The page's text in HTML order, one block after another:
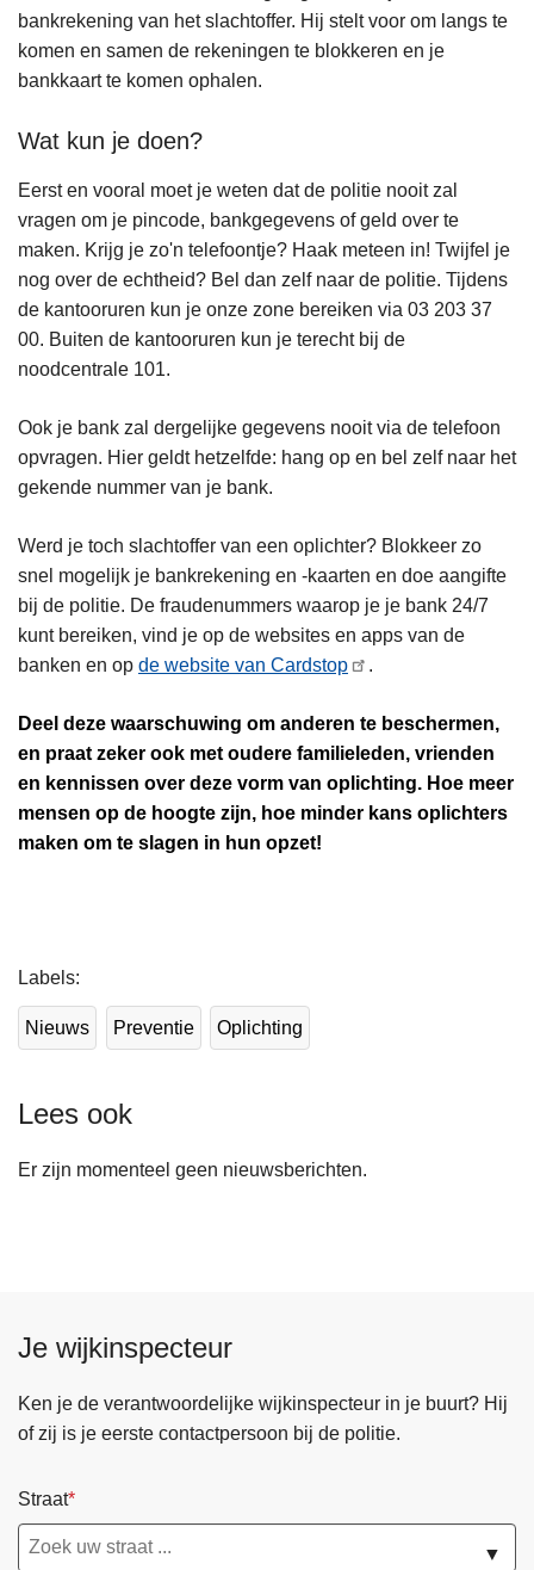
bankrekening van het slachtoffer. Hij stelt voor om langs te
komen en samen de rekeningen te blokkeren en je
bankkaart te komen ophalen.
Wat kun je doen?
Eerst en vooral moet je weten dat de politie nooit zal
vragen om je pincode, bankgegevens of geld over te
maken. Krijg je zo'n telefoontje? Haak meteen in! Twijfel je
nog over de echtheid? Bel dan zelf naar de politie. Tijdens
de kantooruren kun je onze zone bereiken via 03 203 37
00. Buiten de kantooruren kun je terecht bij de
noodcentrale 101.
Ook je bank zal dergelijke gegevens nooit via de telefoon
opvragen. Hier geldt hetzelfde: hang op en bel zelf naar het
gekende nummer van je bank.
Werd je toch slachtoffer van een oplichter? Blokkeer zo
snel mogelijk je bankrekening en -kaarten en doe aangifte
bij de politie. De fraudenummers waarop je je bank 24/7
kunt bereiken, vind je op de websites en apps van de
banken en op de website van Cardstop .
Deel deze waarschuwing om anderen te beschermen,
en praat zeker ook met oudere familieleden, vrienden
en kennissen over deze vorm van oplichting. Hoe meer
mensen op de hoogte zijn, hoe minder kans oplichters
maken om te slagen in hun opzet!
Labels
Nieuws Preventie Oplichting
Lees ook
Er zijn momenteel geen nieuwsberichten.
Je wijkinspecteur
Ken je de verantwoordelijke wijkinspecteur in je buurt? Hij
of zij is je eerste contactpersoon bij de politie.
Straat
▼